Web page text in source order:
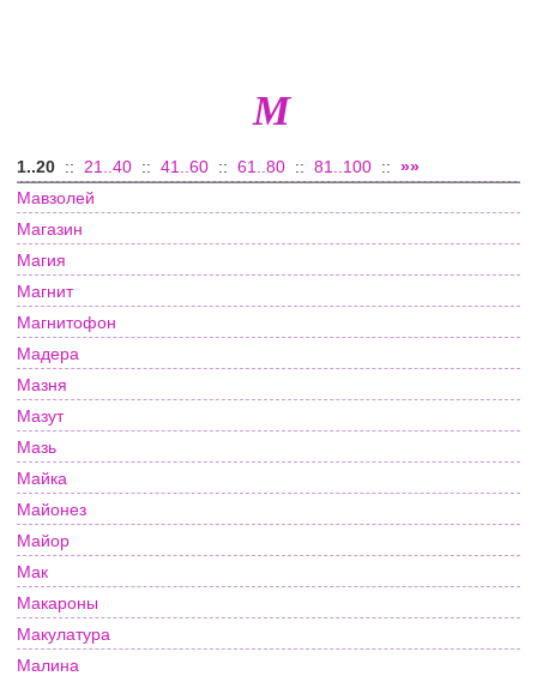
М
1..20 :: 21..40 :: 41..60 :: 61..80 :: 81..100 :: »»
Мавзолей
Магазин
Магия
Магнит
Магнитофон
Мадера
Мазня
Мазут
Мазь
Майка
Майонез
Майор
Мак
Макароны
Макулатура
Малина